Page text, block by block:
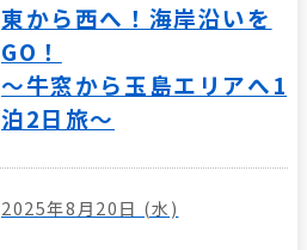
東から西へ！海岸沿いを
GO！
～牛窓から玉島エリアへ1
泊2日旅～
2025年8月20日 (水)